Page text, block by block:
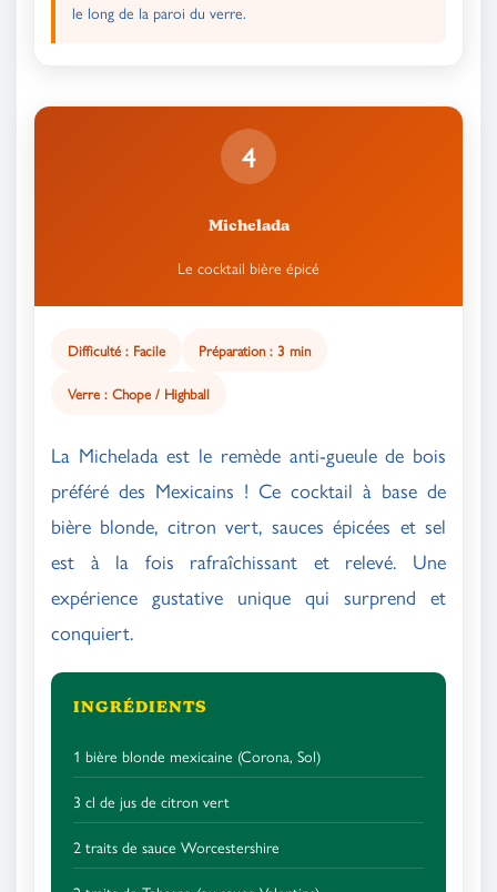
le long de la paroi du verre.
4
Michelada
Le cocktail bière épicé
Difficulté : Facile Préparation : 3 min
Verre : Chope / Highball
La Michelada est le remède anti-gueule de bois
préféré des Mexicains ! Ce cocktail à base de
bière blonde, citron vert, sauces épicées et sel
est à la fois rafraîchissant et relevé. Une
expérience gustative unique qui surprend et
conquiert.
INGRÉDIENTS
1 bière blonde mexicaine (Corona, Sol)
3 cl de jus de citron vert
2 traits de sauce Worcestershire